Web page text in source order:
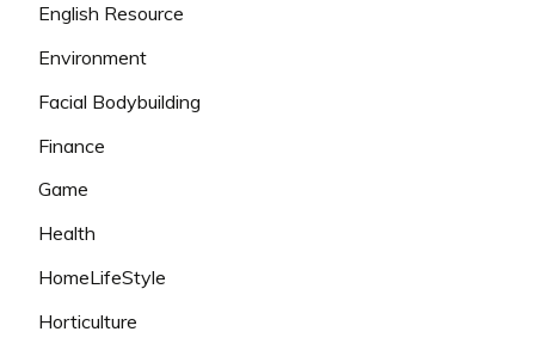
English Resource
Environment
Facial Bodybuilding
Finance
Game
Health
HomeLifeStyle
Horticulture